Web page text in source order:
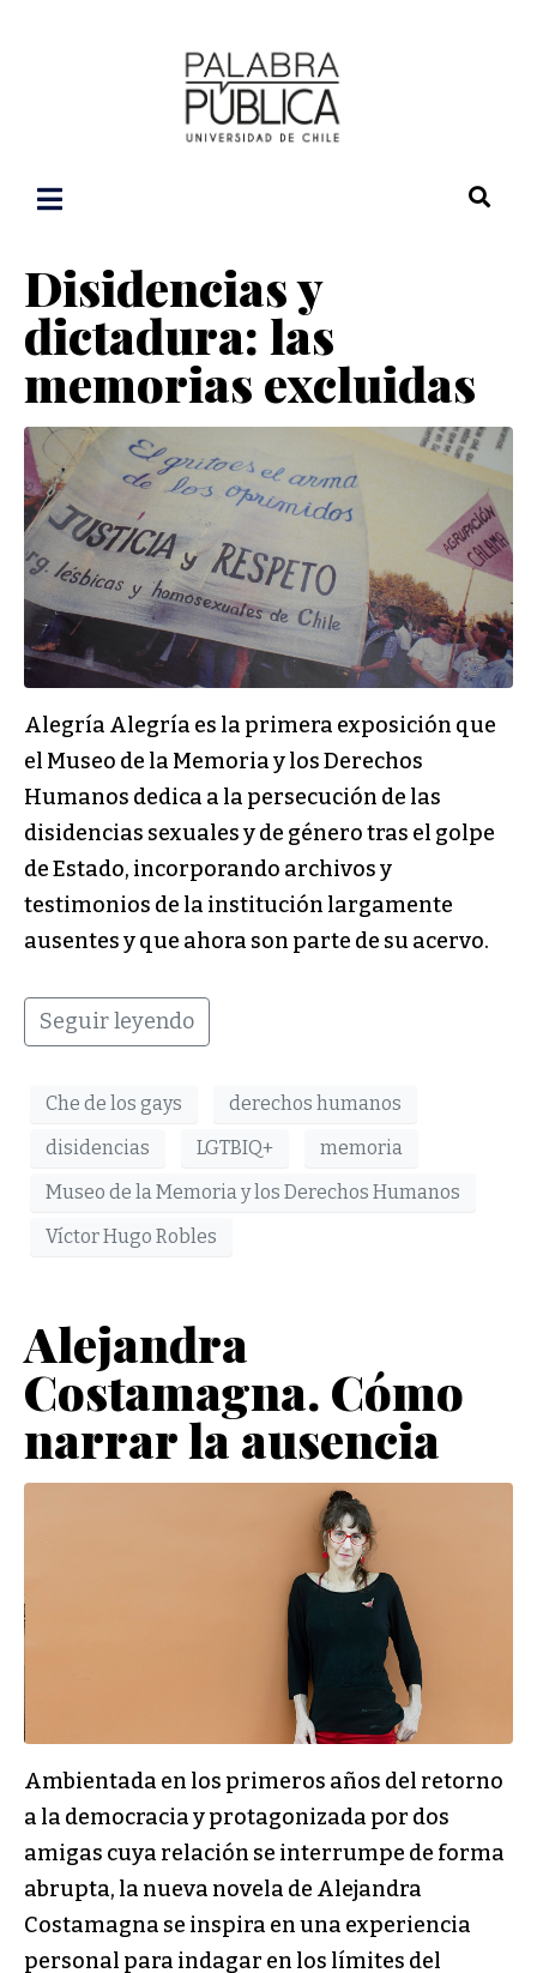
Disidencias y
dictadura: las
memorias excluidas
Alegría Alegría es la primera exposición que
el Museo de la Memoria y los Derechos
Humanos dedica a la persecución de las
disidencias sexuales y de género tras el golpe
de Estado, incorporando archivos y
testimonios de la institución largamente
ausentes y que ahora son parte de su acervo.
Seguir leyendo
Che de los gays
derechos humanos
disidencias
LGTBIQ+
memoria
Museo de la Memoria y los Derechos Humanos
Víctor Hugo Robles
Alejandra
Costamagna. Cómo
narrar la ausencia
Ambientada en los primeros años del retorno
a la democracia y protagonizada por dos
amigas cuya relación se interrumpe de forma
abrupta, la nueva novela de Alejandra
Costamagna se inspira en una experiencia
personal para indagar en los límites del